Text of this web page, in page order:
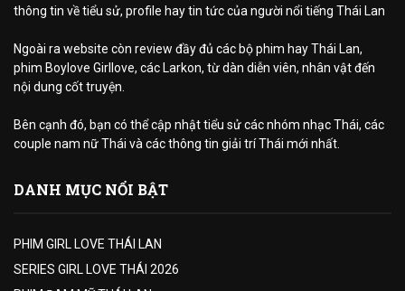
thông tin về tiểu sử, profile hay tin tức của người nổi tiếng Thái Lan
Ngoài ra website còn review đầy đủ các bộ phim hay Thái Lan,
phim Boylove Girllove, các Larkon, từ dàn diễn viên, nhân vật đến
nội dung cốt truyện.
Bên cạnh đó, bạn có thể cập nhật tiểu sử các nhóm nhạc Thái, các
couple nam nữ Thái và các thông tin giải trí Thái mới nhất.
DANH MỤC NỔI BẬT
PHIM GIRL LOVE THÁI LAN
SERIES GIRL LOVE THÁI 2026